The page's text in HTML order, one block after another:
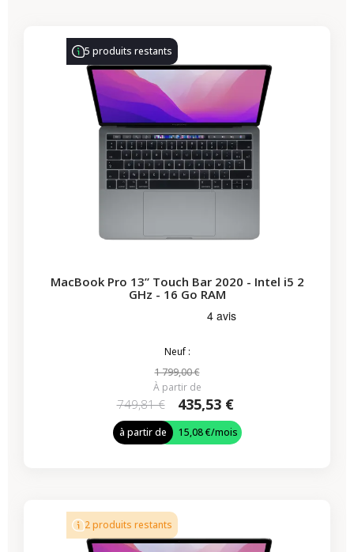
5 produits restants
MacBook Pro 13” Touch Bar 2020 - Intel i5 2
GHz - 16 Go RAM
Neuf :
1 799,00 €
À partir de
749,81 € 435,53 €
à partir de 15,08 €/mois
2 produits restants